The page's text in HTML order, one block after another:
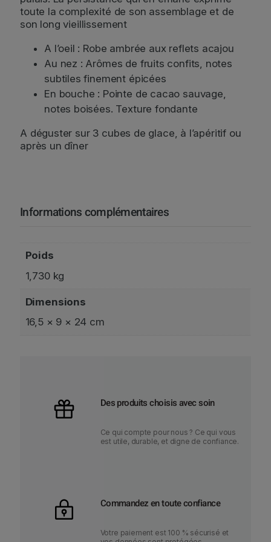
c
L
toute la complexité de son assemblage et de
son long vieillissement
A l’oeil : Robe ambrée aux reflets acajou
Au nez : Arômes de fruits confits, notes
subtiles finement épicées
En bouche : Pointe de cacao sauvage,
notes boisées. Texture fondante
A déguster sur 3 cubes de glace, à l’apéritif ou
après un dîner
Informations complémentaires
Poids
1,730 kg
Dimensions
16,5 × 9 × 24 cm
Des produits choisis avec soin
Ce qui compte pour nous ? Ce qui vous
est utile, durable, et digne de confiance.
Commandez en toute confiance
Votre paiement est 100 % sécurisé et